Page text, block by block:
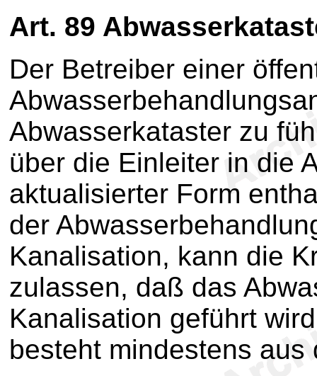
Art. 89
Der Betreiber einer
Abwasserkataster zu
über die Einleiter in die
aktualisierter Form
der
Kanalisation, kann die
zulassen, daß das
Kanalisation geführt
besteht mindestens aus